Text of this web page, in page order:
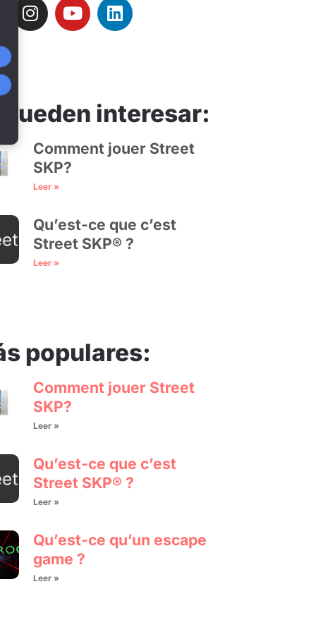
pueden interesar:
Comment jouer Street
SKP?
Leer »
Qu’est-ce que c’est
Street SKP® ?
Leer »
populares:
Comment jouer Street
SKP?
Leer »
Qu’est-ce que c’est
Street SKP® ?
Leer »
Qu’est-ce qu’un escape
game ?
Leer »